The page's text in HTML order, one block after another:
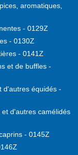
aromatiques,
- 0129Z
- 0130Z
- 0141Z
et de buffles -
d'autres équidés -
d'autres camélidés
- 0145Z